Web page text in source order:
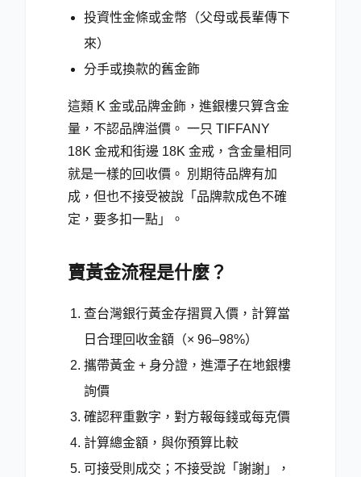
投資性金條或金幣（父母或長輩傳下
來）
分手或換款的舊金飾
這類 K 金或品牌金飾，進銀樓只算含金
量，不認品牌溢價。 一只 TIFFANY
18K 金戒和街邊 18K 金戒，含金量相同
就是一樣的回收價。 別期待品牌有加
成，但也不接受被說「品牌款成色不確
定，要多扣一點」。
賣黃金流程是什麼？
查台灣銀行黃金存摺買入價，計算當
日合理回收金額（× 96–98%）
攜帶黃金 + 身分證，進潭子在地銀樓
詢價
確認秤重數字，對方報每錢或每克價
計算總金額，與你預算比較
可接受則成交；不接受說「謝謝」，